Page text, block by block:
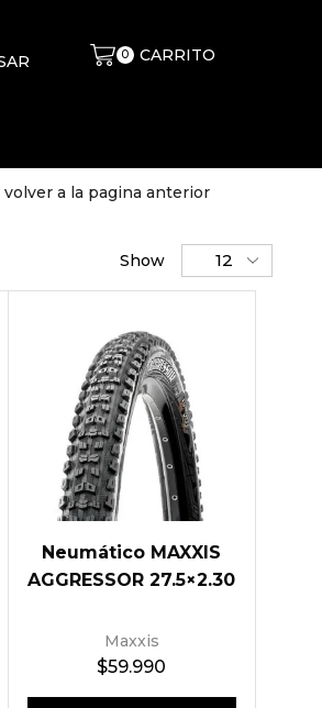
0 CARRITO
volver a la pagina anterior
Show
Neumático MAXXIS
AGGRESSOR 27.5×2.30
Maxxis
$59.990